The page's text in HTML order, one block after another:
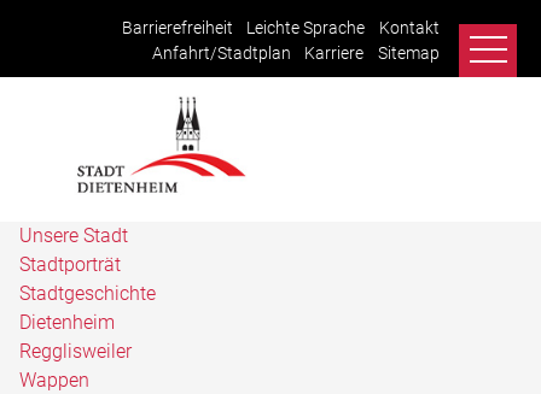
Barrierefreiheit Leichte Sprache
Kontakt
Anfahrt/Stadtplan
Karriere Sitemap
Unsere Stadt
Stadtporträt
Stadtgeschichte
Dietenheim
Regglisweiler
Wappen